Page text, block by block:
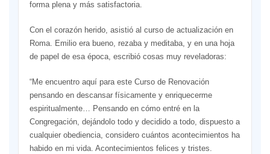
forma plena y más satisfactoria.
Con el corazón herido, asistió al curso de actualización en
Roma. Emilio era bueno, rezaba y meditaba, y en una hoja
de papel de esa época, escribió cosas muy reveladoras:
“Me encuentro aquí para este Curso de Renovación
pensando en descansar físicamente y enriquecerme
espiritualmente… Pensando en cómo entré en la
Congregación, dejándolo todo y decidido a todo, dispuesto a
cualquier obediencia, considero cuántos acontecimientos ha
habido en mi vida. Acontecimientos felices y tristes.